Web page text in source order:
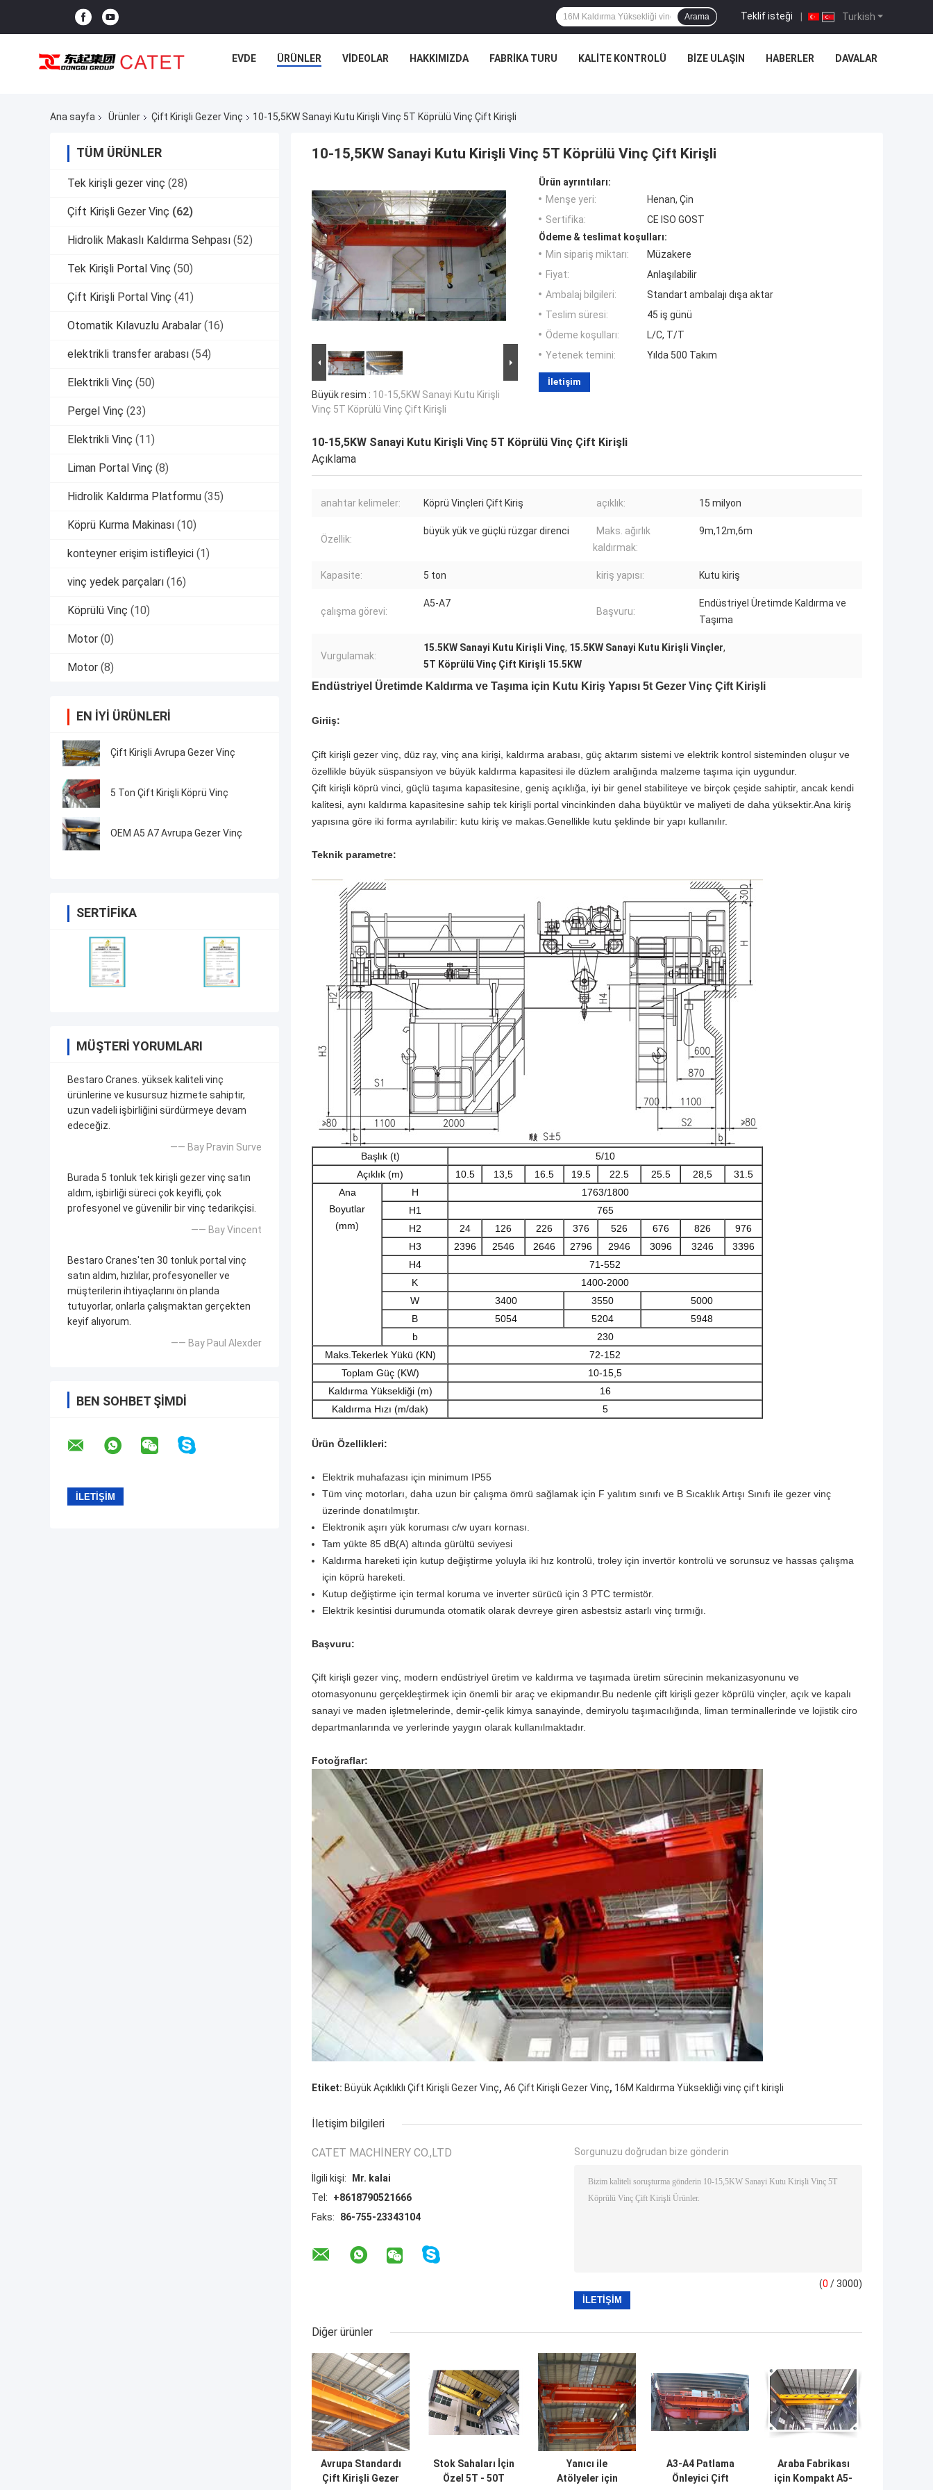
Turkish
Teklif isteği |
Arama
EVDE ÜRÜNLER VIDEOLAR HAKKIMIZDA FABRIKA TURU KALITE KONTROLÜ BIZE ULAŞIN HABERLER DAVALAR
Ana sayfa Ürünler Çift Kirişli Gezer Vinç 10-15,5KW Sanayi Kutu Kirişli Vinç 5T Köprülü Vinç Çift Kirişli
TÜM ÜRÜNLER
Tek kirişli gezer vinç (28)
Çift Kirişli Gezer Vinç (62)
Hidrolik Makaslı Kaldırma Sehpası (52)
Tek Kirişli Portal Vinç (50)
Çift Kirişli Portal Vinç (41)
Otomatik Kılavuzlu Arabalar (16)
elektrikli transfer arabası (54)
Elektrikli Vinç (50)
Pergel Vinç (23)
Elektrikli Vinç (11)
Liman Portal Vinç (8)
Hidrolik Kaldırma Platformu (35)
Köprü Kurma Makinası (10)
konteyner erişim istifleyici (1)
vinç yedek parçaları (16)
Köprülü Vinç (10)
Motor (0)
Motor (8)
EN IYI ÜRÜNLERI
Çift Kirişli Avrupa Gezer Vinç
5 Ton Çift Kirişli Köprü Vinç
OEM A5 A7 Avrupa Gezer Vinç
SERTIFIKA
MÜŞTERI YORUMLARI
Bestaro Cranes. yüksek kaliteli vinç
ürünlerine ve kusursuz hizmete sahiptir,
uzun vadeli işbirliğini sürdürmeye devam
edeceğiz.
—— Bay Pravin Surve
Burada 5 tonluk tek kirişli gezer vinç satın
aldım, işbirliği süreci çok keyifli, çok
profesyonel ve güvenilir bir vinç tedarikçisi.
—— Bay Vincent
Bestaro Cranes'ten 30 tonluk portal vinç
satın aldım, hızlılar, profesyoneller ve
müşterilerin ihtiyaçlarını ön planda
tutuyorlar, onlarla çalışmaktan gerçekten
keyif alıyorum.
—— Bay Paul Alexder
BEN SOHBET ŞIMDI
10-15,5KW Sanayi Kutu Kirişli Vinç 5T Köprülü Vinç Çift Kirişli
Büyük resim : 10-15,5KW Sanayi Kutu Kirişli
Vinç 5T Köprülü Vinç Çift Kirişli
Ürün ayrıntıları:
Menşe yeri:
Henan, Çin
Sertifika:
CE ISO GOST
Ödeme & teslimat koşulları:
Min sipariş miktarı:
Müzakere
Fiyat:
Anlaşılabilir
Ambalaj bilgileri:
Standart ambalajı dışa aktar
Teslim süresi:
45 iş günü
Ödeme koşulları:
L/C, T/T
Yetenek temini:
Yılda 500 Takım
İletişim
10-15,5KW Sanayi Kutu Kirişli Vinç 5T Köprülü Vinç Çift Kirişli
Açıklama
anahtar kelimeler: Köprü Vinçleri Çift Kiriş açıklık: 15 milyon
Özellik:
büyük yük ve güçlü rüzgar direnci
Maks. ağırlık
kaldırmak:
9m,12m,6m
Kapasite: 5 ton kiriş yapısı: Kutu kiriş
çalışma görevi:
A5-A7
Başvuru:
Endüstriyel Üretimde Kaldırma ve
Taşıma
Vurgulamak:
15.5KW Sanayi Kutu Kirişli Vinç, 15.5KW Sanayi Kutu Kirişli Vinçler,
5T Köprülü Vinç Çift Kirişli 15.5KW
Endüstriyel Üretimde Kaldırma ve Taşıma için Kutu Kiriş Yapısı 5t Gezer Vinç Çift Kirişli
Giriiş:
Çift kirişli gezer vinç, düz ray, vinç ana kirişi, kaldırma arabası, güç aktarım sistemi ve elektrik kontrol sisteminden oluşur ve
özellikle büyük süspansiyon ve büyük kaldırma kapasitesi ile düzlem aralığında malzeme taşıma için uygundur.
Çift kirişli köprü vinci, güçlü taşıma kapasitesine, geniş açıklığa, iyi bir genel stabiliteye ve birçok çeşide sahiptir, ancak kendi
kalitesi, aynı kaldırma kapasitesine sahip tek kirişli portal vincinkinden daha büyüktür ve maliyeti de daha yüksektir.Ana kiriş
yapısına göre iki forma ayrılabilir: kutu kiriş ve makas.Genellikle kutu şeklinde bir yapı kullanılır.
Teknik parametre:
Başlık (t)
5/10
Açıklık (m)
10.5 13,5 16.5 19.5 22.5 25.5 28,5
31.5
Ana
Boyutlar
(mm)
H
1763/1800
H1
765
H2
24 126 226 376 526 676 826
976
H3
2396 2546 2646 2796 2946 3096 3246
3396
H4
71-552
K
1400-2000
W
3400 3550
5000
B
5054 5204
5948
b
230
Maks.Tekerlek Yükü (KN)
72-152
Toplam Güç (KW)
10-15,5
Kaldırma Yüksekliği (m)
16
Kaldırma Hızı (m/dak)
5
Ürün Özellikleri:
Elektrik muhafazası için minimum IP55
Tüm vinç motorları, daha uzun bir çalışma ömrü sağlamak için F yalıtım sınıfı ve B Sıcaklık Artışı Sınıfı ile gezer vinç
üzerinde donatılmıştır.
Elektronik aşırı yük koruması c/w uyarı kornası.
Tam yükte 85 dB(A) altında gürültü seviyesi
Kaldırma hareketi için kutup değiştirme yoluyla iki hız kontrolü, troley için invertör kontrolü ve sorunsuz ve hassas çalışma
için köprü hareketi.
Kutup değiştirme için termal koruma ve inverter sürücü için 3 PTC termistör.
Elektrik kesintisi durumunda otomatik olarak devreye giren asbestsiz astarlı vinç tırmığı.
Başvuru:
Çift kirişli gezer vinç, modern endüstriyel üretim ve kaldırma ve taşımada üretim sürecinin mekanizasyonunu ve
otomasyonunu gerçekleştirmek için önemli bir araç ve ekipmandır.Bu nedenle çift kirişli gezer köprülü vinçler, açık ve kapalı
sanayi ve maden işletmelerinde, demir-çelik kimya sanayinde, demiryolu taşımacılığında, liman terminallerinde ve lojistik ciro
departmanlarında ve yerlerinde yaygın olarak kullanılmaktadır.
Fotoğraflar:
Etiket: Büyük Açıklıklı Çift Kirişli Gezer Vinç, A6 Çift Kirişli Gezer Vinç, 16M Kaldırma Yüksekliği vinç çift kirişli
İletişim bilgileri
CATET MACHINERY CO.,LTD
İlgili kişi:
Mr. kalai
Tel:
+8618790521666
Faks:
86-755-23343104
Sorgunuzu doğrudan bize gönderin
(0 / 3000)
Diğer ürünler
Avrupa Standardı
Çift Kirişli Gezer
Stok Sahaları İçin
Özel 5T - 50T
Yanıcı ile
Atölyeler için
A3-A4 Patlama
Önleyici Çift
Araba Fabrikası
için Kompakt A5-